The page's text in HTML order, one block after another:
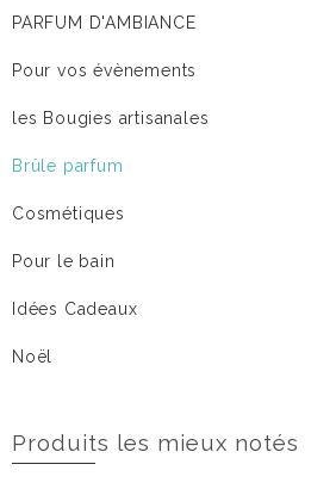
PARFUM D'AMBIANCE
Pour vos évènements
les Bougies artisanales
Brûle parfum
Cosmétiques
Pour le bain
Idées Cadeaux
Noël
Produits les mieux notés